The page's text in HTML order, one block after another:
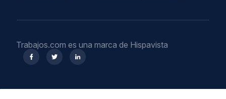
Trabajos.com es una marca de Hispavista